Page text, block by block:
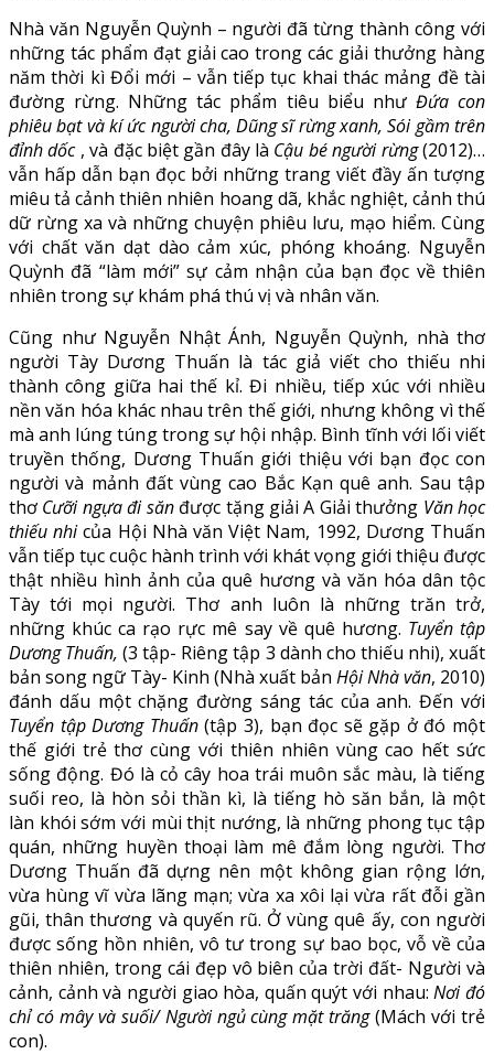
Nhà văn Nguyễn Quỳnh – người đã từng thành công với
những tác phẩm đạt giải cao trong các giải thưởng hàng
năm thời kì Đổi mới – vẫn tiếp tục khai thác mảng đề tài
đường rừng. Những tác phẩm tiêu biểu như Đứa con
phiêu bạt và kí ức người cha, Dũng sĩ rừng xanh, Sói gầm trên
đỉnh dốc , và đặc biệt gần đây là Cậu bé người rừng(2012)…
vẫn hấp dẫn bạn đọc bởi những trang viết đầy ấn tượng
miêu tả cảnh thiên nhiên hoang dã, khắc nghiệt, cảnh thú
dữ rừng xa và những chuyện phiêu lưu, mạo hiểm. Cùng
với chất văn dạt dào cảm xúc, phóng khoáng. Nguyễn
Quỳnh đã “làm mới” sự cảm nhận của bạn đọc về thiên
nhiên trong sự khám phá thú vị và nhân văn.
Cũng như Nguyễn Nhật Ánh, Nguyễn Quỳnh, nhà thơ
người Tày Dương Thuấn là tác giả viết cho thiếu nhi
thành công giữa hai thế kỉ. Đi nhiều, tiếp xúc với nhiều
nền văn hóa khác nhau trên thế giới, nhưng không vì thế
mà anh lúng túng trong sự hội nhập. Bình tĩnh với lối viết
truyền thống, Dương Thuấn giới thiệu với bạn đọc con
người và mảnh đất vùng cao Bắc Kạn quê anh. Sau tập
thơ Cưỡi ngựa đi sănđược tặng giải A Giải thưởng Văn học
thiếu nhicủa Hội Nhà văn Việt Nam, 1992, Dương Thuấn
vẫn tiếp tục cuộc hành trình với khát vọng giới thiệu được
thật nhiều hình ảnh của quê hương và văn hóa dân tộc
Tày tới mọi người. Thơ anh luôn là những trăn trở,
những khúc ca rạo rực mê say về quê hương. Tuyển tập
Dương Thuấn, (3 tập- Riêng tập 3 dành cho thiếu nhi), xuất
bản song ngữ Tày- Kinh (Nhà xuất bản Hội Nhà văn, 2010)
đánh dấu một chặng đường sáng tác của anh. Đến với
Tuyển tập Dương Thuấn(tập 3), bạn đọc sẽ gặp ở đó một
thế giới trẻ thơ cùng với thiên nhiên vùng cao hết sức
sống động. Đó là cỏ cây hoa trái muôn sắc màu, là tiếng
suối reo, là hòn sỏi thần kì, là tiếng hò săn bắn, là một
làn khói sớm với mùi thịt nướng, là những phong tục tập
quán, những huyền thoại làm mê đắm lòng người. Thơ
Dương Thuấn đã dựng nên một không gian rộng lớn,
vừa hùng vĩ vừa lãng mạn; vừa xa xôi lại vừa rất đỗi gần
gũi, thân thương và quyến rũ. Ở vùng quê ấy, con người
được sống hồn nhiên, vô tư trong sự bao bọc, vỗ về của
thiên nhiên, trong cái đẹp vô biên của trời đất- Người và
cảnh, cảnh và người giao hòa, quấn quýt với nhau:Nơi đó
chỉ có mây và suối/ Người ngủ cùng mặt trăng(Mách với trẻ
con).